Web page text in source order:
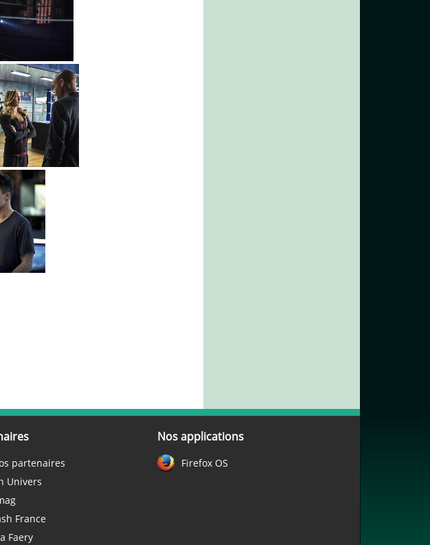
partenaires
Univers
France
Faery
Nos applications
Firefox OS